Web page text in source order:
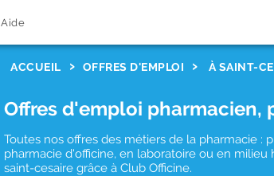
Aide
ACCUEIL OFFRES D'EMPLOI À SAINT-
Offres d'emploi pharmacien,
Toutes nos offres des métiers de la pharmacie :
pharmacie d'officine, en laboratoire ou en
saint-cesaire grâce à Club Officine.